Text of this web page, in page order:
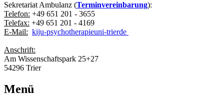
Sekretariat Ambulanz (Terminvereinbarung):
Telefon: +49 651 201 - 3655
Telefax: +49 651 201 - 4169
E-Mail: kiju-psychotherapieuni-trierde
Anschrift:
Am Wissenschaftspark 25+27
54296 Trier
Menü